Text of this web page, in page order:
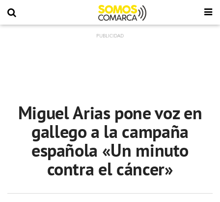
Miguel Arias pone voz en
gallego a la campaña
española «Un minuto
contra el cáncer»